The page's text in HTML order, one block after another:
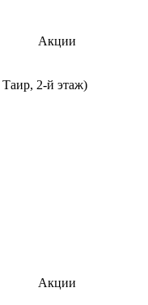
Акции
2-й этаж)
Акции